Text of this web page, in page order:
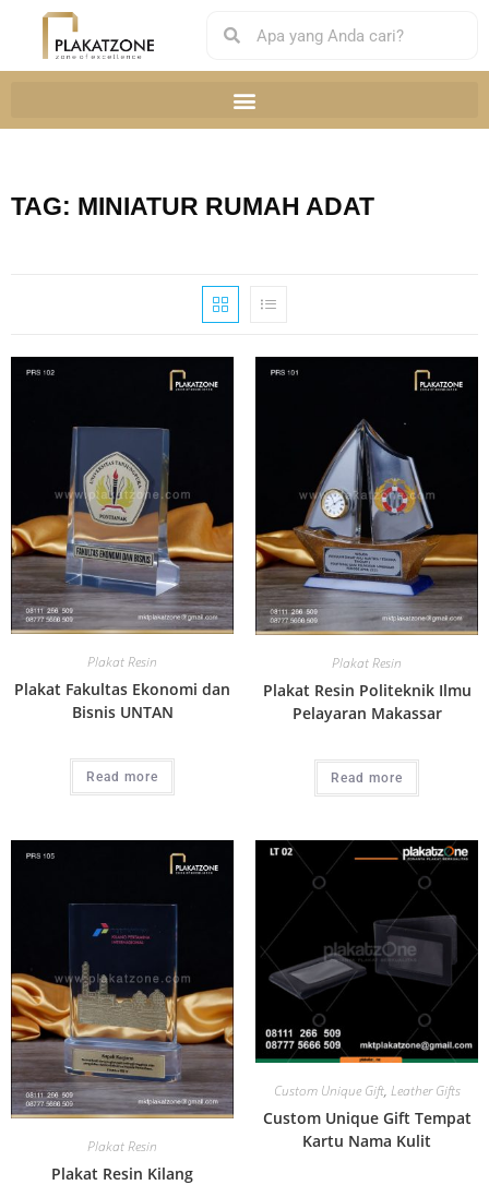
TAG: MINIATUR RUMAH ADAT
Plakat Resin
Plakat Fakultas Ekonomi dan
Bisnis UNTAN
Read more
Plakat Resin
Plakat Resin Politeknik Ilmu
Pelayaran Makassar
Read more
Plakat Resin
Plakat Resin Kilang
Custom Unique Gift, Leather Gifts
Custom Unique Gift Tempat
Kartu Nama Kulit